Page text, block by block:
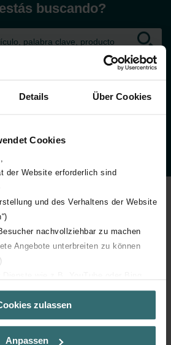
Details Über Cookies
Cookies
der Website erforderlich sind
und des Verhaltens der Website
nachvollziehbar zu machen
Angebote unterbreiten zu können
die Datenschutzerklärung erhalten
Durch die Auswahl der Kategorie
zulassen
Anpassen
buscando?
más buscados
radiantes